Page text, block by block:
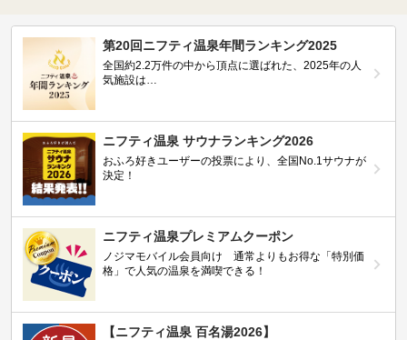
第20回ニフティ温泉年間ランキング2025
全国約2.2万件の中から頂点に選ばれた、2025年の人
気施設は…
ニフティ温泉 サウナランキング2026
おふろ好きユーザーの投票により、全国No.1サウナが
決定！
ニフティ温泉プレミアムクーポン
ノジマモバイル会員向け 通常よりもお得な「特別価
格」で人気の温泉を満喫できる！
【ニフティ温泉 百名湯2026】